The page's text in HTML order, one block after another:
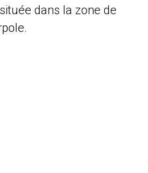
dans la zone de